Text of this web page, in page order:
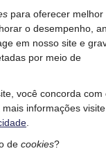
0,95%
0,6738%
R$ 5,12
R$ 5,91
Política de
para oferecer melhor
o desempenho,
em nosso site e
por meio de
você concorda com
mais informações visite
de cookies?